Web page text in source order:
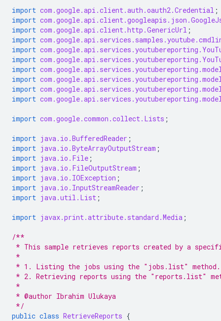
import com.google.api.client.auth.oauth2.Credential ;
import
import com.google.api.client.http.GenericUrl ;
import
import
import
import
import
import
import
import com.google.common.collect.Lists ;
import java.io.BufferedReader ;
import java.io.ByteArrayOutputStream ;
import java.io.File ;
import java.io.FileOutputStream ;
import java.io.IOException ;
import java.io.InputStreamReader ;
import java.util.List ;
import javax.print.attribute.standard.Media ;
/**
* This sample retrieves reports created by a
*
* 1. Listing the jobs using the "jobs.list" method.
* 2. Retrieving reports using the "reports.list"
*
* @author Ibrahim Ulukaya
*/
public class RetrieveReports {